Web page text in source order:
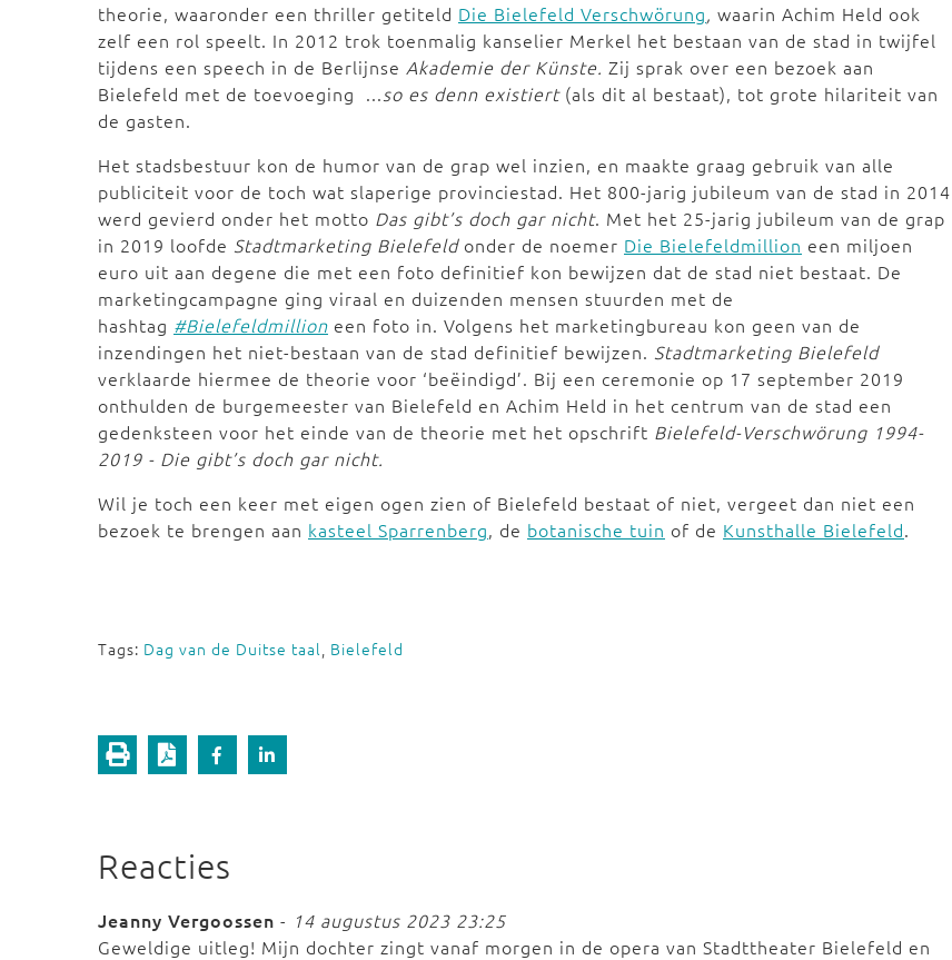
theorie, waaronder een thriller getiteld Die Bielefeld Verschwörung, waarin Achim Held ook
zelf een rol speelt. In 2012 trok toenmalig kanselier Merkel het bestaan van de stad in twijfel
tijdens een speech in de Berlijnse Akademie der Künste. Zij sprak over een bezoek aan
Bielefeld met de toevoeging ...so es denn existiert (als dit al bestaat), tot grote hilariteit van
de gasten.
Het stadsbestuur kon de humor van de grap wel inzien, en maakte graag gebruik van alle
publiciteit voor de toch wat slaperige provinciestad. Het 800-jarig jubileum van de stad in 2014
werd gevierd onder het motto Das gibt’s doch gar nicht. Met het 25-jarig jubileum van de grap
in 2019 loofde Stadtmarketing Bielefeldonder de noemer Die Bielefeldmillion een miljoen
euro uit aan degene die met een foto definitief kon bewijzen dat de stad niet bestaat. De
marketingcampagne ging viraal en duizenden mensen stuurden met de
hashtag #Bielefeldmillion een foto in. Volgens het marketingbureau kon geen van de
inzendingen het niet-bestaan van de stad definitief bewijzen. Stadtmarketing Bielefeld
verklaarde hiermee de theorie voor ‘beëindigd’. Bij een ceremonie op 17 september 2019
onthulden de burgemeester van Bielefeld en Achim Held in het centrum van de stad een
gedenksteen voor het einde van de theorie met het opschrift Bielefeld-Verschwörung 1994-
2019 - Die gibt’s doch gar nicht.
Wil je toch een keer met eigen ogen zien of Bielefeld bestaat of niet, vergeet dan niet een
bezoek te brengen aan kasteel Sparrenberg, de botanische tuin of de Kunsthalle Bielefeld.
Tags: Dag van de Duitse taal, Bielefeld
Reacties
Jeanny Vergoossen - 14 augustus 2023 23:25
Geweldige uitleg! Mijn dochter zingt vanaf morgen in de opera van Stadttheater Bielefeld en